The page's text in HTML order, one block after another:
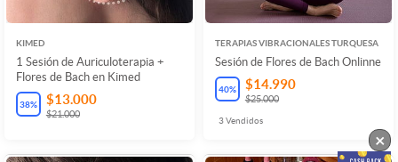
KIMED
1 Sesión de Auriculoterapia +
Flores de Bach en Kimed
38% $13.000
$21.000
TERAPIAS VIBRACIONALES TURQUESA
Sesión de Flores de Bach Onlinne
40% $14.990
$25.000
3Vendidos
×